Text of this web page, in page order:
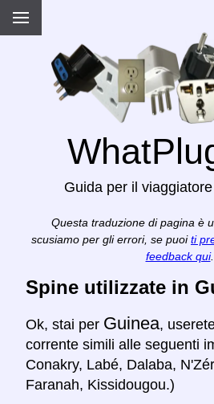
Guida per il
Questa traduzione di pagina è
scusiamo per gli errori, se puoi ti
feedback qui.
Spine utilizzate in
Ok, stai per Guinea,
corrente simili alle seguenti
Conakry, Labé, Dalaba,
Faranah, Kissidougou.)